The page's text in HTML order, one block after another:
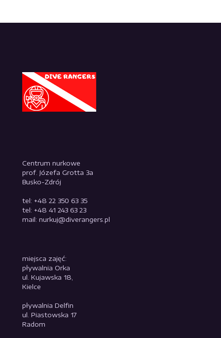
Centrum nurkowe
prof. Józefa Grotta 3a
Busko-Zdrój
tel: +48 22 350 63 35
tel: +48 41 243 63 23
mail: nurkuj@diverangers.pl
miejsca zajęć:
pływalnia Orka
ul. Kujawska 18,
Kielce
pływalnia Delfin
ul. Piastowska 17
Radom